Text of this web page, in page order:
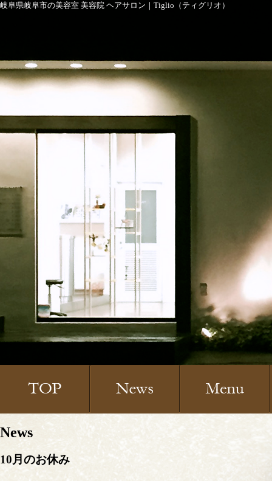
岐阜県岐阜市の美容室 美容院 ヘアサロン｜Tiglio（ティグリオ）
News
10月のお休み